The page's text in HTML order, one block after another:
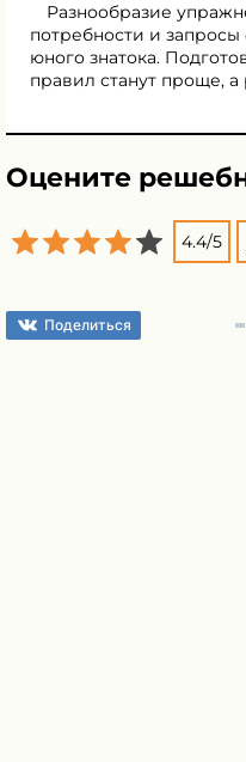
Разнообразие
потребности и запросы
юного знатока.
правил станут проще, а
Оцените
4.4/5
Поделиться